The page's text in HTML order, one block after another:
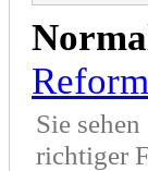
Sie
richtiger